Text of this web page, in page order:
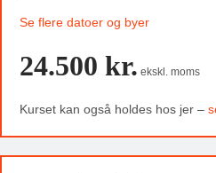
Se flere datoer og byer
24.500 kr. ekskl. moms
Kurset kan også holdes hos jer –